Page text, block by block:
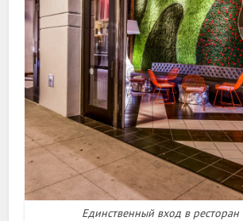
Единственный вход в ресторан